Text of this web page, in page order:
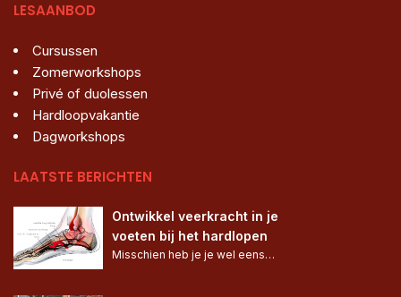
LESAANBOD
Cursussen
Zomerworkshops
Privé of duolessen
Hardloopvakantie
Dagworkshops
LAATSTE BERICHTEN
Ontwikkel veerkracht in je
voeten bij het hardlopen
Misschien heb je je wel eens…